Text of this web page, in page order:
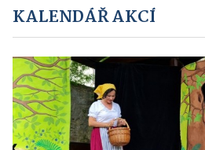
KALENDÁŘ AKCÍ